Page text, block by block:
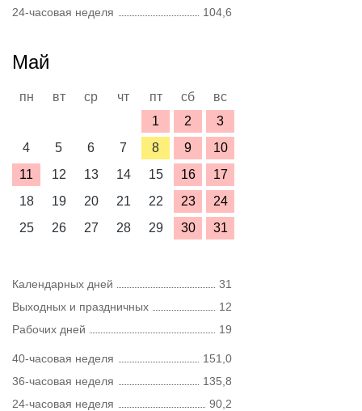
24-часовая неделя
104,6
Май
пн вт ср чт пт сб
вс
1
2
3
4
5 6 7 8 9
10
11
12 13 14 15 16
17
18
19 20 21 22 23
24
25
26 27 28 29 30 31
Календарных дней
31
Выходных и праздничных
12
Рабочих дней
19
40-часовая неделя
151,0
36-часовая неделя
135,8
24-часовая неделя
90,2